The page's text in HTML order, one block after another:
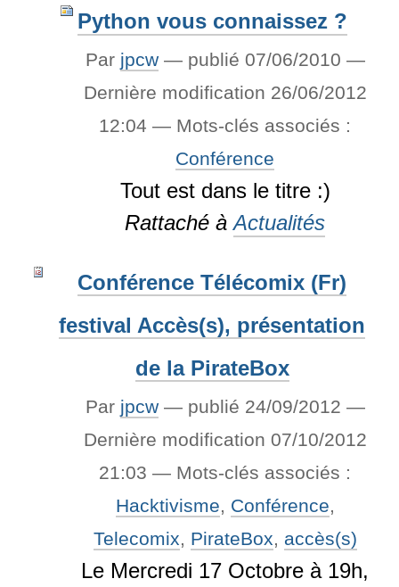
Python vous connaissez ?
Par jpcw — publié 07/06/2010 —
Dernière modification 26/06/2012
12:04— Mots-clés associés :
Conférence
Tout est dans le titre :)
Rattaché à Actualités
Conférence Télécomix (Fr)
festival Accès(s), présentation
de la PirateBox
Par jpcw — publié 24/09/2012 —
Dernière modification 07/10/2012
21:03— Mots-clés associés :
Hacktivisme, Conférence,
Telecomix, PirateBox, accès(s)
Le Mercredi 17 Octobre à 19h,